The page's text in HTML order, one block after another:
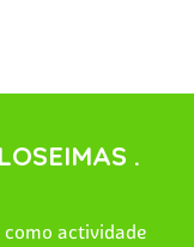
.
como actividade